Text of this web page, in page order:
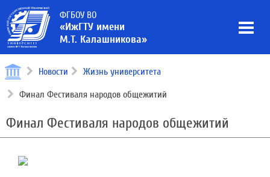
ФГБОУ ВО
«ИжГТУ имени
М.Т. Калашникова»
Новости Жизнь университета
Финал Фестиваля народов общежитий
Финал Фестиваля народов общежитий